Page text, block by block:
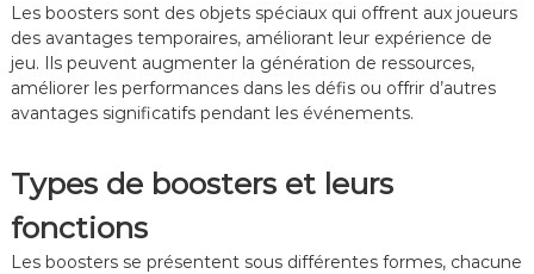
Les boosters sont des objets spéciaux qui offrent aux joueurs
des avantages temporaires, améliorant leur expérience de
jeu. Ils peuvent augmenter la génération de ressources,
améliorer les performances dans les défis ou offrir d’autres
avantages significatifs pendant les événements.
Types de boosters et leurs
fonctions
Les boosters se présentent sous différentes formes, chacune